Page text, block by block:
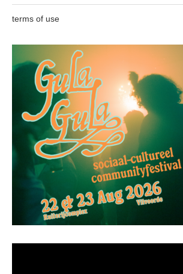
terms of use